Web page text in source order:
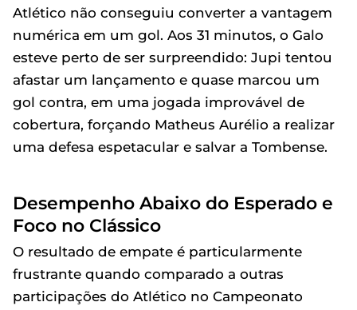
Atlético não conseguiu converter a vantagem
numérica em um gol. Aos 31 minutos, o Galo
esteve perto de ser surpreendido: Jupi tentou
afastar um lançamento e quase marcou um
gol contra, em uma jogada improvável de
cobertura, forçando Matheus Aurélio a realizar
uma defesa espetacular e salvar a Tombense.
Desempenho Abaixo do Esperado e
Foco no Clássico
O resultado de empate é particularmente
frustrante quando comparado a outras
participações do Atlético no Campeonato